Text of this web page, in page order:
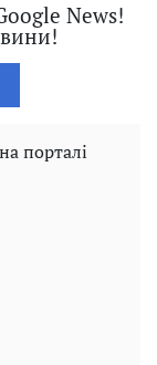
News!
порталі